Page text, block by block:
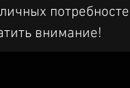
внимание!